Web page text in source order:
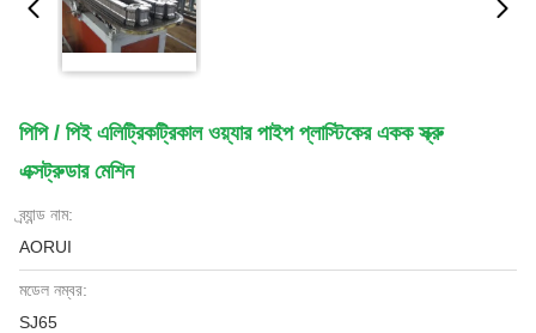
পিপি / পিই এলিট্রিকট্রিকাল ওয়্যার পাইপ প্লাস্টিকের একক স্ক্রু
এক্সট্রুডার মেশিন
ব্র্যান্ড নাম:
AORUI
মডেল নম্বর:
SJ65